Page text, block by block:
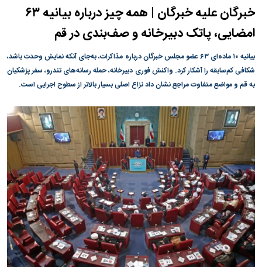
خبرگان علیه خبرگان | همه چیز درباره بیانیه ۶۳
امضایی، پاتک دبیرخانه و صف‌بندی در قم
بیانیه ۱۰ ماده‌ای ۶۳ عضو مجلس خبرگان درباره مذاکرات، به‌جای آنکه نمایش وحدت باشد،
شکافی کم‌سابقه را آشکار کرد. واکنش فوری دبیرخانه، حمله رسانه‌های تندرو، سفر پزشکیان
به قم و مواضع متفاوت مراجع نشان داد نزاع اصلی بسیار بالاتر از سطوح اجرایی است.